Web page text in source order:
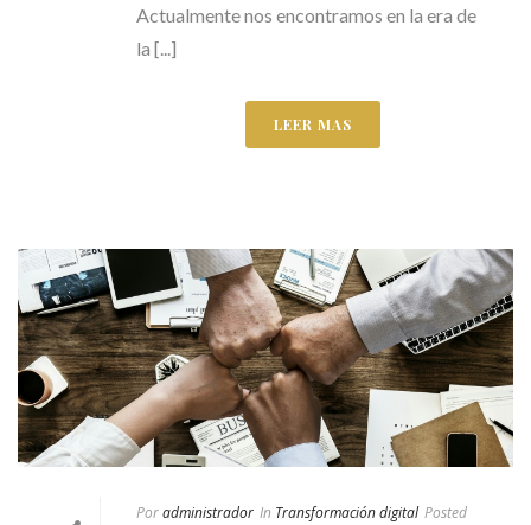
Actualmente nos encontramos en la era de
la [...]
LEER MAS
Poradministrador In Transformación digital Posted